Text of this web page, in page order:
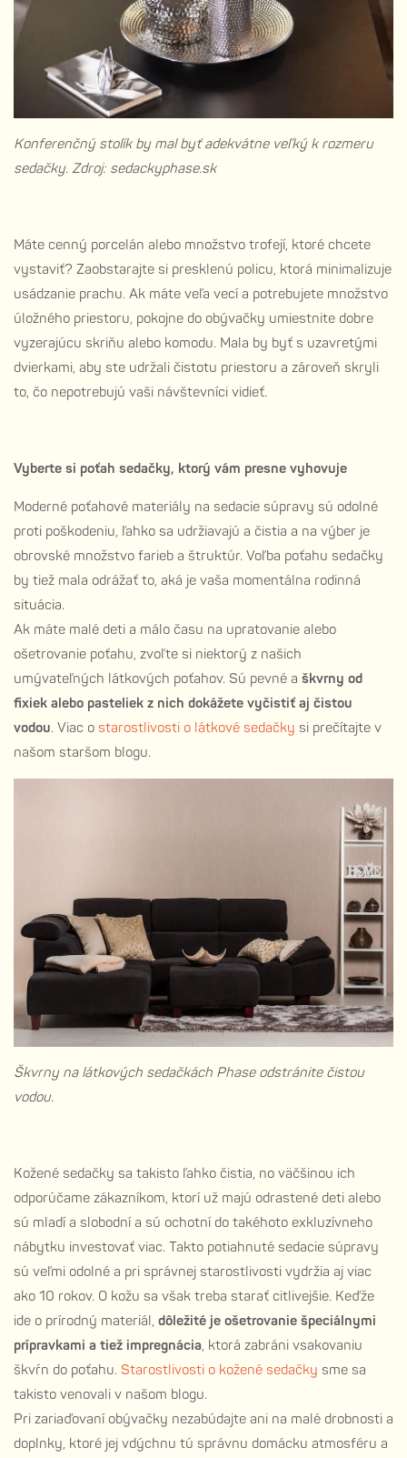
Konferenčný stolík by mal byť adekvátne veľký k rozmeru
sedačky. Zdroj: sedackyphase.sk
Máte cenný porcelán alebo množstvo trofejí, ktoré chcete
vystaviť? Zaobstarajte si presklenú policu, ktorá minimalizuje
usádzanie prachu. Ak máte veľa vecí a potrebujete množstvo
úložného priestoru, pokojne do obývačky umiestnite dobre
vyzerajúcu skriňu alebo komodu. Mala by byť s uzavretými
dvierkami, aby ste udržali čistotu priestoru a zároveň skryli
to, čo nepotrebujú vaši návštevníci vidieť.
Vyberte si poťah sedačky, ktorý vám presne vyhovuje
Moderné poťahové materiály na sedacie súpravy sú odolné
proti poškodeniu, ľahko sa udržiavajú a čistia a na výber je
obrovské množstvo farieb a štruktúr. Voľba poťahu sedačky
by tiež mala odrážať to, aká je vaša momentálna rodinná
situácia.
Ak máte malé deti a málo času na upratovanie alebo
ošetrovanie poťahu, zvoľte si niektorý z našich
umývateľných látkových poťahov. Sú pevné a škvrny od
fixiek alebo pasteliek z nich dokážete vyčistiť aj čistou
vodou. Viac o starostlivosti o látkové sedačky si prečítajte v
našom staršom blogu.
Škvrny na látkových sedačkách Phase odstránite čistou
vodou.
Kožené sedačky sa takisto ľahko čistia, no väčšinou ich
odporúčame zákazníkom, ktorí už majú odrastené deti alebo
sú mladí a slobodní a sú ochotní do takéhoto exkluzívneho
nábytku investovať viac. Takto potiahnuté sedacie súpravy
sú veľmi odolné a pri správnej starostlivosti vydržia aj viac
ako 10 rokov. O kožu sa však treba starať citlivejšie. Keďže
ide o prírodný materiál, dôležité je ošetrovanie špeciálnymi
prípravkami a tiež impregnácia, ktorá zabráni vsakovaniu
škvŕn do poťahu. Starostlivosti o kožené sedačky sme sa
takisto venovali v našom blogu.
Pri zariaďovaní obývačky nezabúdajte ani na malé drobnosti a
doplnky, ktoré jej vdýchnu tú správnu domácku atmosféru a